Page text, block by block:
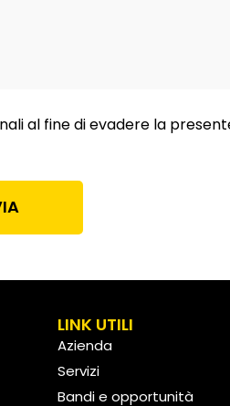
al fine di evadere la
LINK UTILI
Azienda
Servizi
Bandi e opportunità